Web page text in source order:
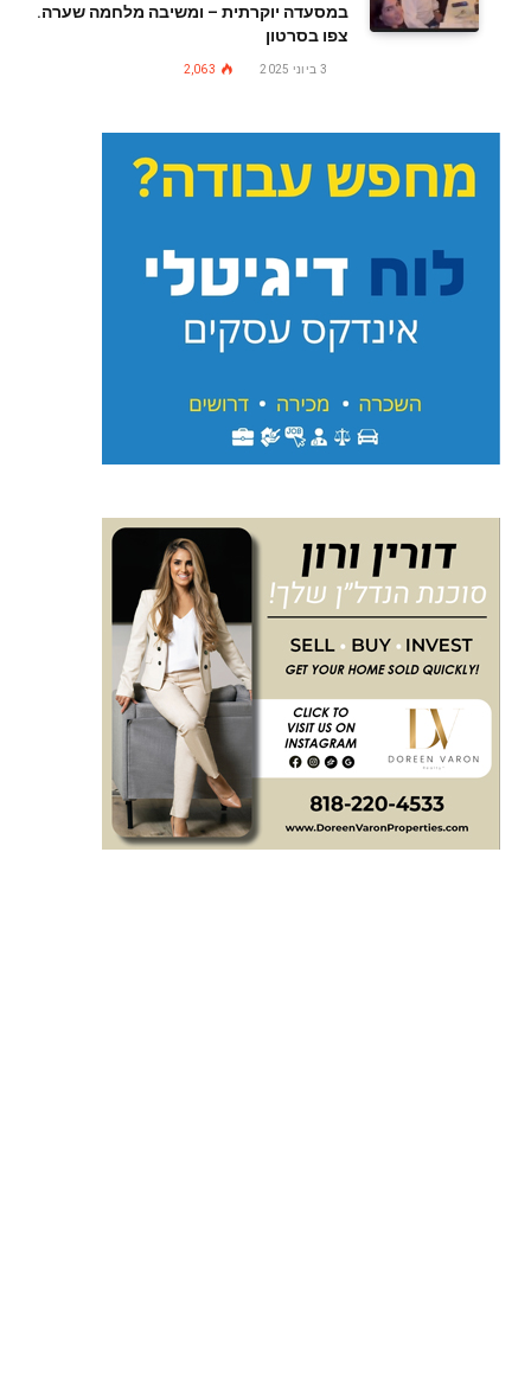
במסעדה יוקרתית – ומשיבה מלחמה שערה.
צפו בסרטון
3 ביוני 2025 2,063